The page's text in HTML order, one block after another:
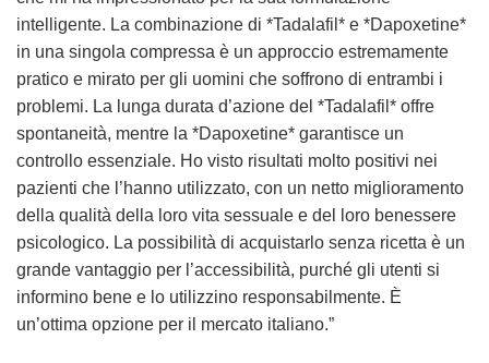
intelligente. La combinazione di *Tadalafil* e *Dapoxetine*
in una singola compressa è un approccio estremamente
pratico e mirato per gli uomini che soffrono di entrambi i
problemi. La lunga durata d’azione del *Tadalafil* offre
spontaneità, mentre la *Dapoxetine* garantisce un
controllo essenziale. Ho visto risultati molto positivi nei
pazienti che l’hanno utilizzato, con un netto miglioramento
della qualità della loro vita sessuale e del loro benessere
psicologico. La possibilità di acquistarlo senza ricetta è un
grande vantaggio per l’accessibilità, purché gli utenti si
informino bene e lo utilizzino responsabilmente. È
un’ottima opzione per il mercato italiano.”